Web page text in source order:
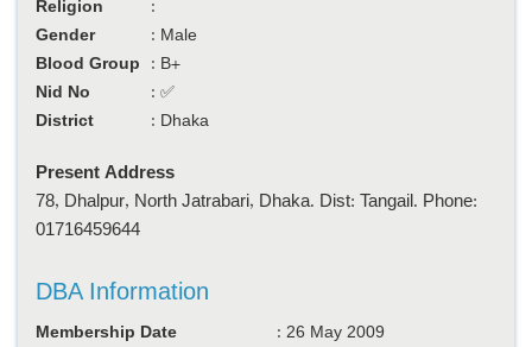
Religion
:
Gender
: Male
Blood Group
: B+
Nid No
: ✅
District
: Dhaka
Present Address
78, Dhalpur, North Jatrabari, Dhaka. Dist: Tangail. Phone:
01716459644
DBA Information
Membership Date : 26 May 2009